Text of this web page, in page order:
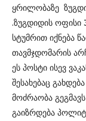
ყრილობაზე
.ზუგდიდის
სტუმრით იქნება
თავმჯდომარის
ეს პოსტი ისევ
შესახებაც
მოძრაობა
გაიზრდება